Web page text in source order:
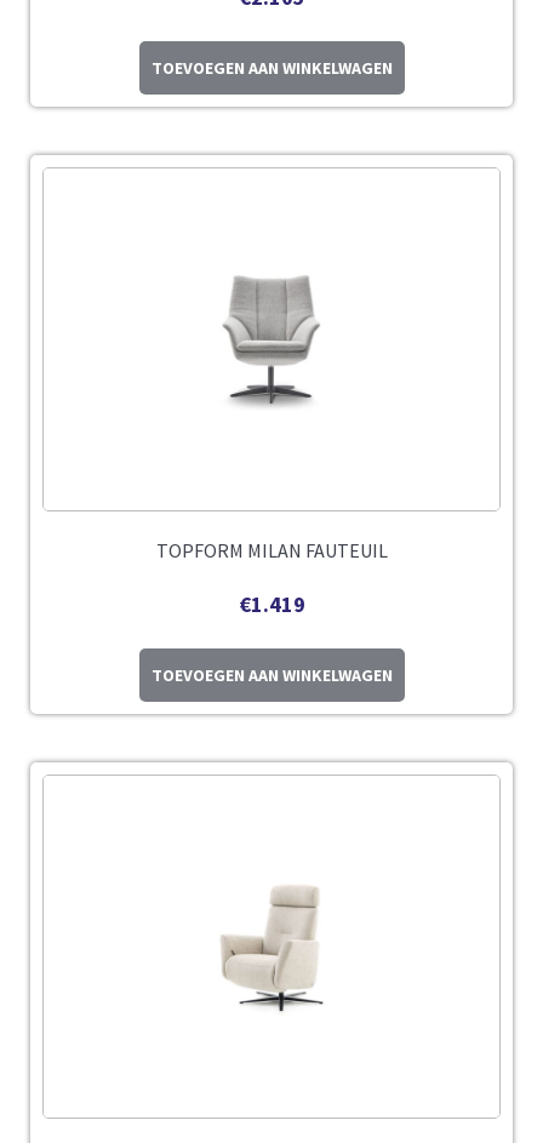
TOEVOEGEN AAN WINKELWAGEN
TOPFORM MILAN FAUTEUIL
€1.419
TOEVOEGEN AAN WINKELWAGEN